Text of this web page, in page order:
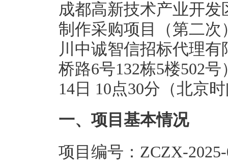
成都高新技术产业开
制作采购项目（第二
川中诚智信招标代理
桥路6号132栋5楼502
14日 10点30分（北京
一、项目基本情况
项目编号：ZCZX-